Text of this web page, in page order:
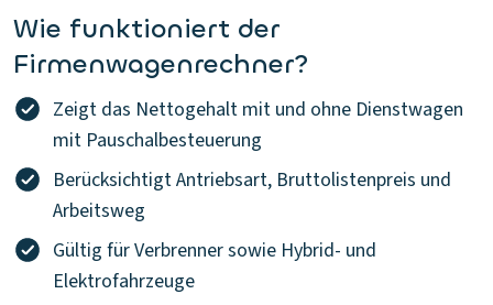
Wie funktioniert der
Firmenwagenrechner?
Zeigt das Nettogehalt mit und ohne Dienstwagen
mit Pauschalbesteuerung
Berücksichtigt Antriebsart, Bruttolistenpreis und
Arbeitsweg
Gültig für Verbrenner sowie Hybrid- und
Elektrofahrzeuge